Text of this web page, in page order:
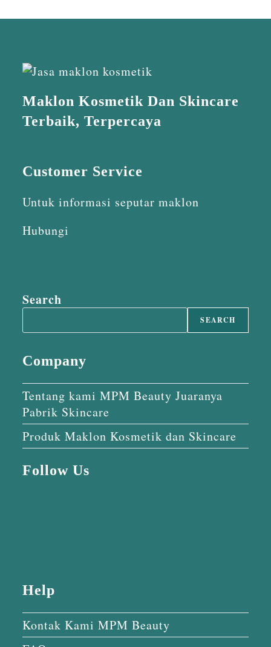
Maklon Kosmetik Dan Skincare
Terbaik, Terpercaya
Customer Service
Untuk informasi seputar maklon
Hubungi
Search
SEARCH
Company
Tentang kami MPM Beauty Juaranya
Pabrik Skincare
Produk Maklon Kosmetik dan Skincare
Follow Us
Help
Kontak Kami MPM Beauty